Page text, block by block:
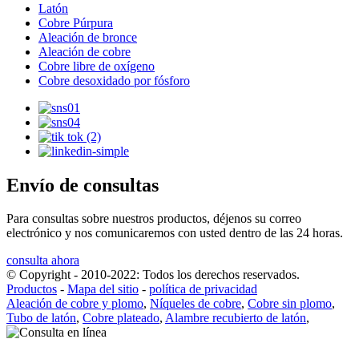
Latón
Cobre Púrpura
Aleación de bronce
Aleación de cobre
Cobre libre de oxígeno
Cobre desoxidado por fósforo
Envío de consultas
Para consultas sobre nuestros productos, déjenos su correo
electrónico y nos comunicaremos con usted dentro de las 24 horas.
consulta ahora
© Copyright - 2010-2022: Todos los derechos reservados.
Productos - Mapa del sitio - política de privacidad
Aleación de cobre y plomo, Níqueles de cobre, Cobre sin plomo,
Tubo de latón, Cobre plateado, Alambre recubierto de latón,